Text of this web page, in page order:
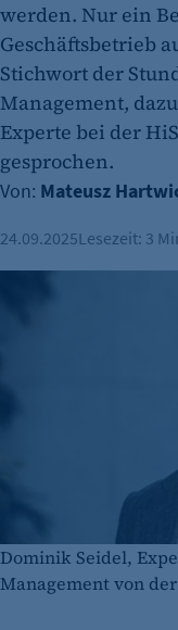
werden. Nur ein
Geschäftsbetrieb
Stichwort der
Management,
Experte bei der
gesprochen.
Von: Mateusz
24.09.2025Lesezeit: 3
Dominik Seidel,
Management von